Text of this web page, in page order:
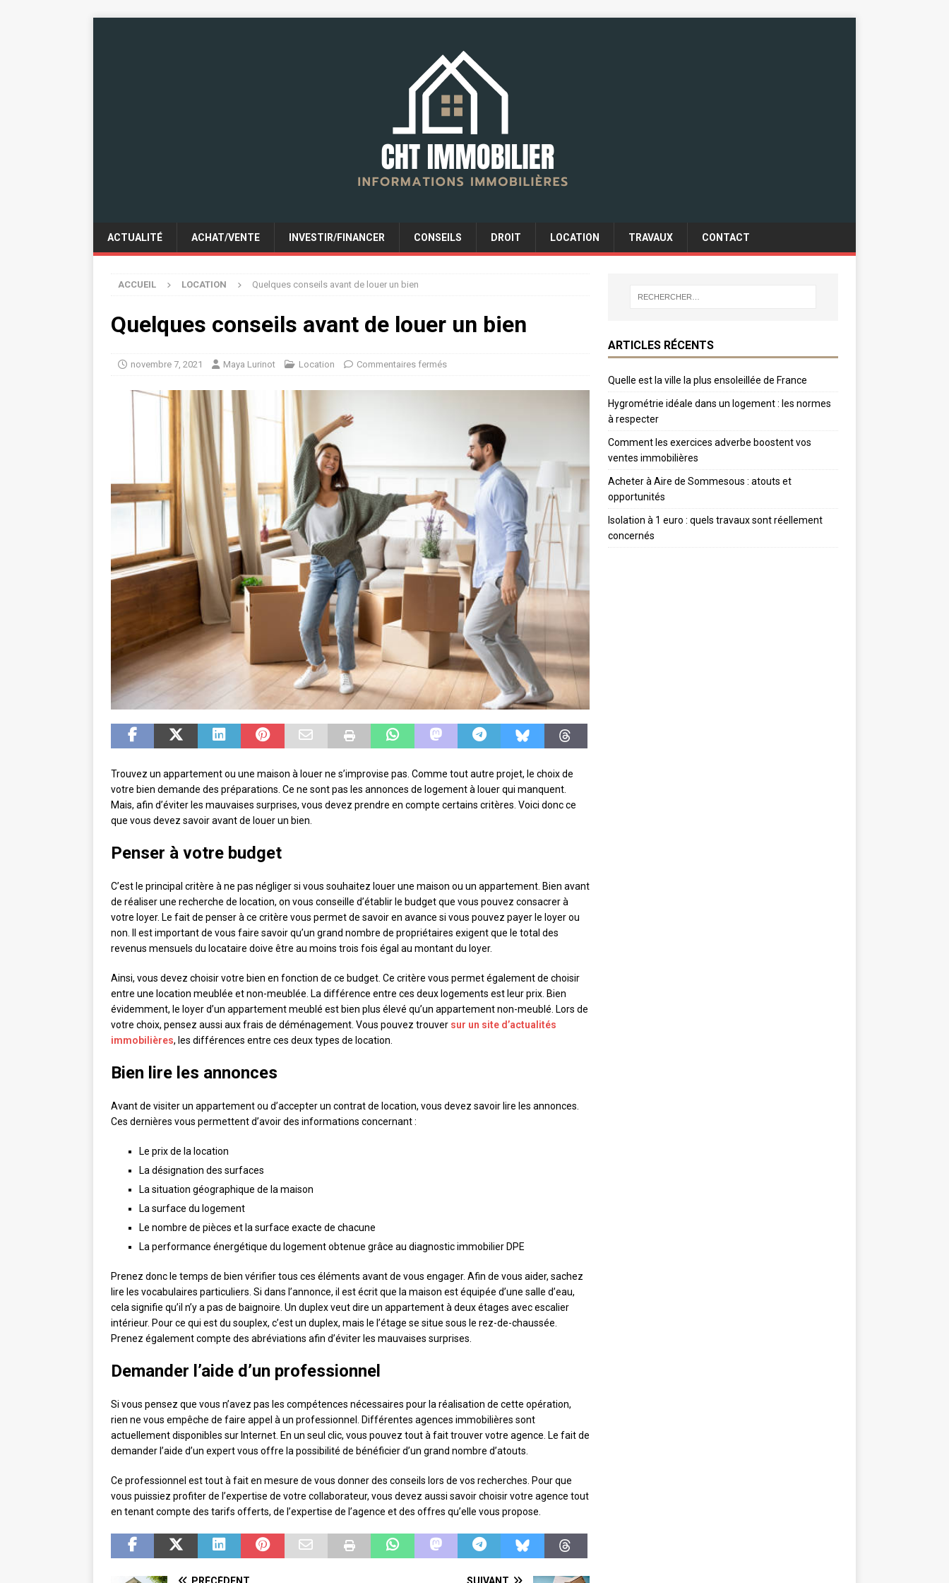
ACTUALITÉ ACHAT/VENTE INVESTIR/FINANCER CONSEILS DROIT LOCATION TRAVAUX CONTACT
ACCUEIL LOCATION Quelques conseils avant de louer un bien
Quelques conseils avant de louer un bien
novembre 7, 2021 Maya Lurinot Location Commentaires fermés
Trouvez un appartement ou une maison à louer ne s’improvise pas. Comme tout autre projet, le choix de
votre bien demande des préparations. Ce ne sont pas les annonces de logement à louer qui manquent.
Mais, afin d’éviter les mauvaises surprises, vous devez prendre en compte certains critères. Voici donc ce
que vous devez savoir avant de louer un bien.
Penser à votre budget
C’est le principal critère à ne pas négliger si vous souhaitez louer une maison ou un appartement. Bien avant
de réaliser une recherche de location, on vous conseille d’établir le budget que vous pouvez consacrer à
votre loyer. Le fait de penser à ce critère vous permet de savoir en avance si vous pouvez payer le loyer ou
non. Il est important de vous faire savoir qu’un grand nombre de propriétaires exigent que le total des
revenus mensuels du locataire doive être au moins trois fois égal au montant du loyer.
Ainsi, vous devez choisir votre bien en fonction de ce budget. Ce critère vous permet également de choisir
entre une location meublée et non-meublée. La différence entre ces deux logements est leur prix. Bien
évidemment, le loyer d’un appartement meublé est bien plus élevé qu’un appartement non-meublé. Lors de
votre choix, pensez aussi aux frais de déménagement. Vous pouvez trouver sur un site d’actualités
immobilières, les différences entre ces deux types de location.
Bien lire les annonces
Avant de visiter un appartement ou d’accepter un contrat de location, vous devez savoir lire les annonces.
Ces dernières vous permettent d’avoir des informations concernant :
Le prix de la location
La désignation des surfaces
La situation géographique de la maison
La surface du logement
Le nombre de pièces et la surface exacte de chacune
La performance énergétique du logement obtenue grâce au diagnostic immobilier DPE
Prenez donc le temps de bien vérifier tous ces éléments avant de vous engager. Afin de vous aider, sachez
lire les vocabulaires particuliers. Si dans l’annonce, il est écrit que la maison est équipée d’une salle d’eau,
cela signifie qu’il n’y a pas de baignoire. Un duplex veut dire un appartement à deux étages avec escalier
intérieur. Pour ce qui est du souplex, c’est un duplex, mais le l’étage se situe sous le rez-de-chaussée.
Prenez également compte des abréviations afin d’éviter les mauvaises surprises.
Demander l’aide d’un professionnel
Si vous pensez que vous n’avez pas les compétences nécessaires pour la réalisation de cette opération,
rien ne vous empêche de faire appel à un professionnel. Différentes agences immobilières sont
actuellement disponibles sur Internet. En un seul clic, vous pouvez tout à fait trouver votre agence. Le fait de
demander l’aide d’un expert vous offre la possibilité de bénéficier d’un grand nombre d’atouts.
Ce professionnel est tout à fait en mesure de vous donner des conseils lors de vos recherches. Pour que
vous puissiez profiter de l’expertise de votre collaborateur, vous devez aussi savoir choisir votre agence tout
en tenant compte des tarifs offerts, de l’expertise de l’agence et des offres qu’elle vous propose.
ARTICLES RÉCENTS
Quelle est la ville la plus ensoleillée de France
Hygrométrie idéale dans un logement : les normes
à respecter
Comment les exercices adverbe boostent vos
ventes immobilières
Acheter à Aire de Sommesous : atouts et
opportunités
Isolation à 1 euro : quels travaux sont réellement
concernés